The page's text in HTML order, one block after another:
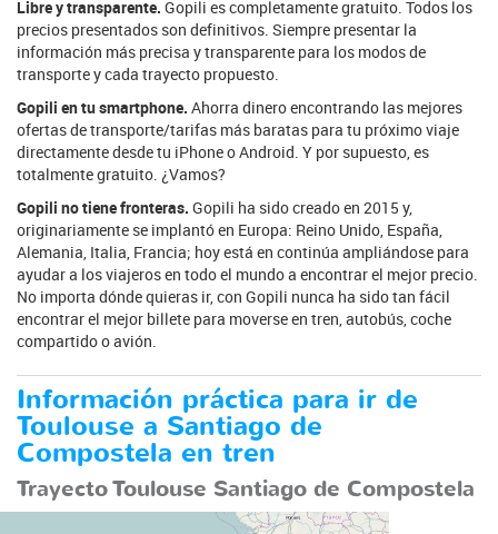
Libre y transparente. Gopili es completamente gratuito. Todos los
precios presentados son definitivos. Siempre presentar la
información más precisa y transparente para los modos de
transporte y cada trayecto propuesto.
Gopili en tu smartphone. Ahorra dinero encontrando las mejores
ofertas de transporte/tarifas más baratas para tu próximo viaje
directamente desde tu iPhone o Android. Y por supuesto, es
totalmente gratuito. ¿Vamos?
Gopili no tiene fronteras. Gopili ha sido creado en 2015 y,
originariamente se implantó en Europa: Reino Unido, España,
Alemania, Italia, Francia; hoy está en continúa ampliándose para
ayudar a los viajeros en todo el mundo a encontrar el mejor precio.
No importa dónde quieras ir, con Gopili nunca ha sido tan fácil
encontrar el mejor billete para moverse en tren, autobús, coche
compartido o avión.
Información práctica para ir de
Toulouse a Santiago de
Compostela en tren
Trayecto Toulouse Santiago de Compostela